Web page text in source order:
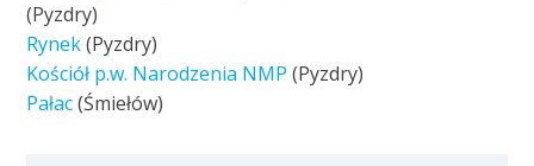
(Pyzdry)
Rynek(Pyzdry)
Kościół p.w. Narodzenia NMP (Pyzdry)
Pałac(Śmiełów)